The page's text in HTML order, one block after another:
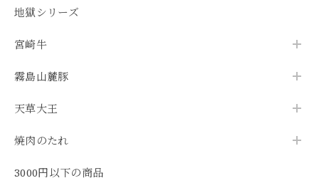
地獄シリーズ
宮崎牛
霧島山麓豚
天草大王
焼肉のたれ
3000円以下の商品